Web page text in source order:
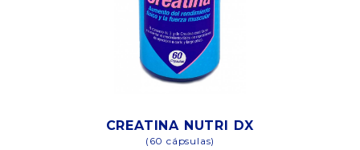
CREATINA NUTRI DX
(60 cápsulas)